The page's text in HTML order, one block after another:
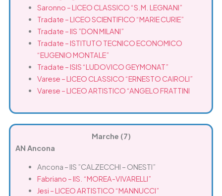
Saronno – LICEO CLASSICO “S.M. LEGNANI”
Tradate – LICEO SCIENTIFICO “MARIE CURIE”
Tradate – IIS ”DON MILANI”
Tradate – ISTITUTO TECNICO ECONOMICO
“EUGENIO MONTALE”
Tradate – ISIS “LUDOVICO GEYMONAT”
Varese – LICEO CLASSICO “ERNESTO CAIROLI”
Varese – LICEO ARTISTICO “ANGELO FRATTINI
Marche (7)
AN Ancona
Ancona – IIS ”CALZECCHI – ONESTI”
Fabriano – IIS. “MOREA-VIVARELLI”
Jesi – LICEO ARTISTICO “MANNUCCI”